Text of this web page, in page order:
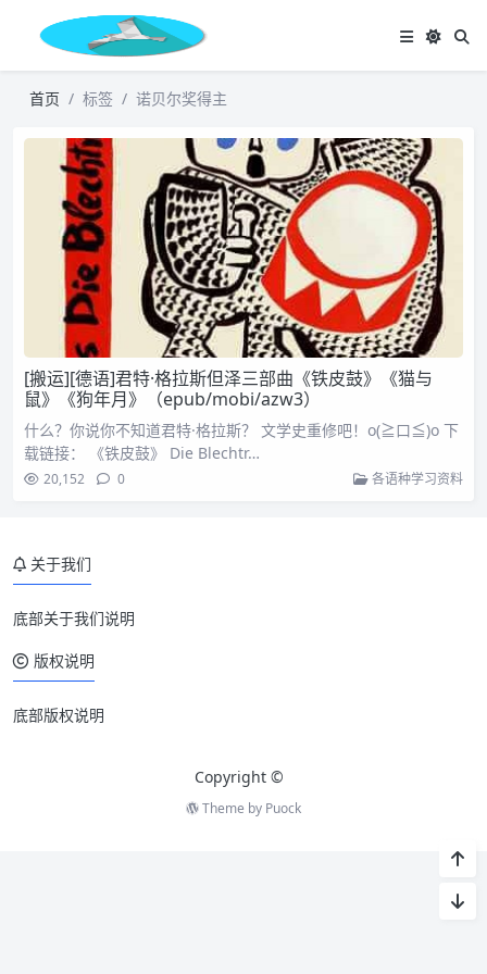
首页 标签 诺贝尔奖得主
[搬运][德语]君特·格拉斯但泽三部曲《铁皮鼓》《猫与
鼠》《狗年月》（epub/mobi/azw3）
什么？你说你不知道君特·格拉斯？ 文学史重修吧！o(≧口≦)o 下
载链接： 《铁皮鼓》 Die Blechtr…
20,152 0 各语种学习资料
关于我们
底部关于我们说明
版权说明
底部版权说明
Copyright ©
Theme by Puock